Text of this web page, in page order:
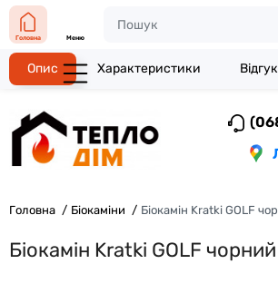
Головна Меню
Головна Біокаміни Біокамін Kratki GOLF
Біокамін Kratki GOLF чорний
Опис Характеристики